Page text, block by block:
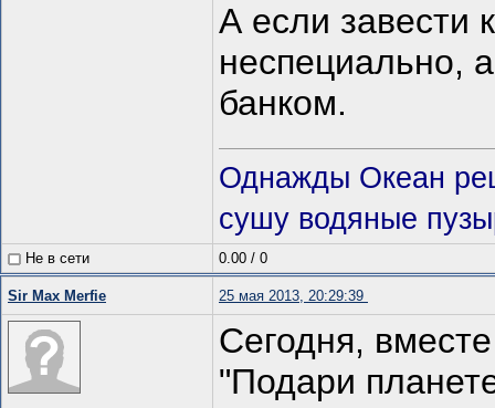
А если завести
неспециально,
банком.
Однажды Океан
сушу водяные
Не в сети 0.00 / 0
Sir Max Merfie 25 мая 2013, 20:29:39
Сегодня,
"Подари